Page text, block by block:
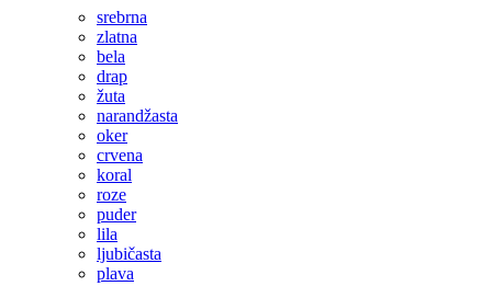
srebrna
zlatna
bela
drap
žuta
narandžasta
oker
crvena
koral
roze
puder
lila
ljubičasta
plava